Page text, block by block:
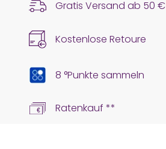
Gratis Versand ab 50 €
Kostenlose Retoure
8 °Punkte sammeln
Ratenkauf **